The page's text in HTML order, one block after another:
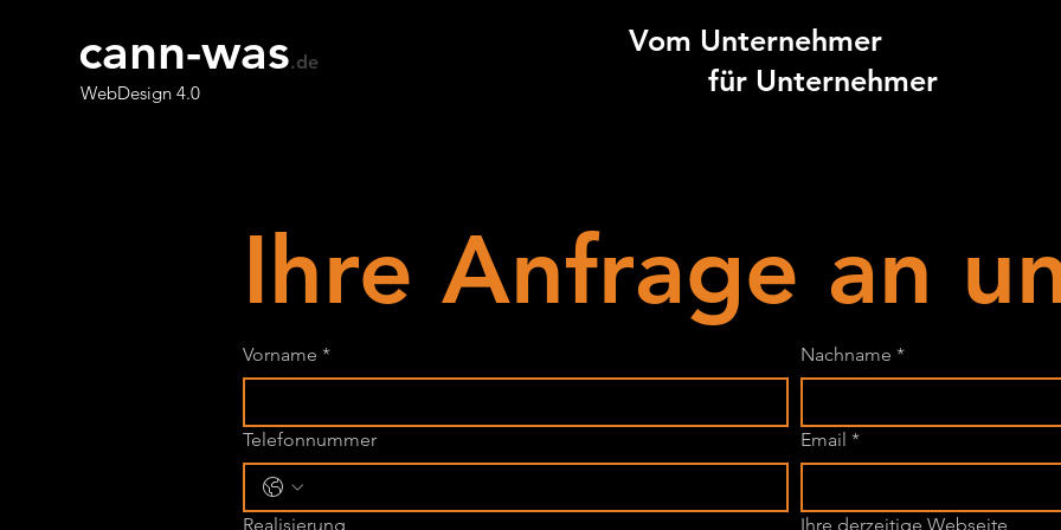
cann-was.de
WebDesign 4.0
Vom Unternehmer
für Unternehmer
Ihre Anfrage an
Vorname * Nachname *
Telefonnummer Email *
Realisierung Ihre derzeitige Webseite